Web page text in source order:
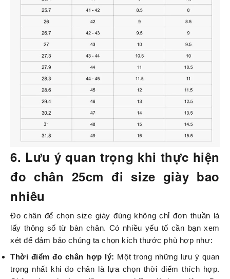
6. Lưu ý quan trọng khi thực hiện
đo chân 25cm đi size giày bao
nhiêu
Đo chân để chọn size giày đúng không chỉ đơn thuần là
lấy thông số từ bàn chân. Có nhiều yếu tố cần bạn xem
xét để đảm bảo chúng ta chọn kích thước phù hợp như:
Thời điểm đo chân hợp lý: Một trong những lưu ý quan
trọng nhất khi đo chân là lựa chọn thời điểm thích hợp.